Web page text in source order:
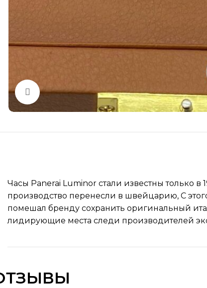
Нажмите, чтобы увеличить
Часы Panerai Luminor стали известны только
производство перенесли в швейцарию, С
помешал бренду сохранить оригинальный
лидирующие места следи производителей